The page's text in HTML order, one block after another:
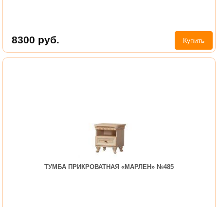
8300 руб. Купить
ТУМБА ПРИКРОВАТНАЯ «МАРЛЕН» №485